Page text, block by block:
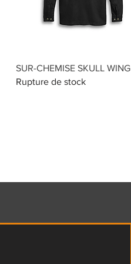
Aperçu rapide
SUR-CHEMISE SKULL WING
Rupture de stock